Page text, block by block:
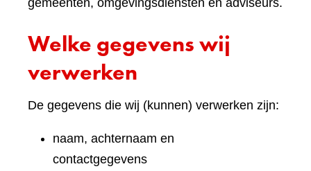
gemeenten, omgevingsdiensten en adviseurs.
Welke gegevens wij
verwerken
De gegevens die wij (kunnen) verwerken zijn:
naam, achternaam en
contactgegevens